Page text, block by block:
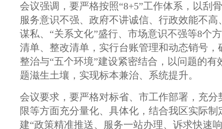
会议强调，要严格按照“8+5”工作体系，以刮
服务意识不强、政府不讲诚信、行政效能不
谋私、“关系文化”盛行、市场意识不强等8个
清单、整改清单，实行台账管理和动态销号
整治与“五个环境”建设紧密结合，以问题的
题滋生土壤，实现标本兼治、系统提升。
会议要求，要严格对标省、市工作部署，充
限等方面充分量化、具体化，结合我区实际
建“政策精准推送、服务一站办理、诉求快速